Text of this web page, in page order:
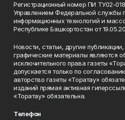
Регистрационный номер ПИ ТУ02-
Управлением Федеральной службы
информационных технологий и
Республике Башкортостан от
Новости, статьи, другие
графические материалы являются
исключительного права газеты
допускается только по
авторство газеты «Торатау»
изданий прямая активная
«Торатау» обязательна.
Телефон